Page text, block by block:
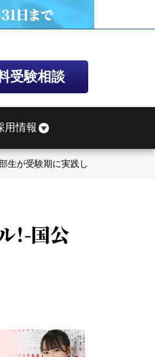
受験相談
用情報
生が受験期に実践した勉強スケジュ
！-国公